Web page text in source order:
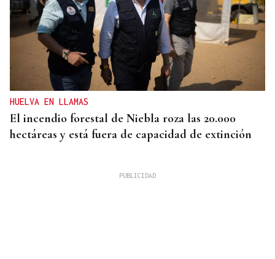
HUELVA EN LLAMAS
El incendio forestal de Niebla roza las 20.000
hectáreas y está fuera de capacidad de extinción